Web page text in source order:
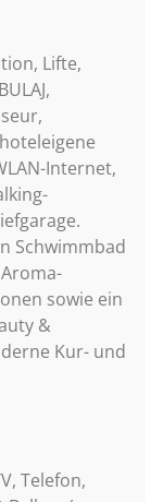
Lifte,
Internet,
Schwimmbad
sowie ein
&
Kur- und
Telefon,